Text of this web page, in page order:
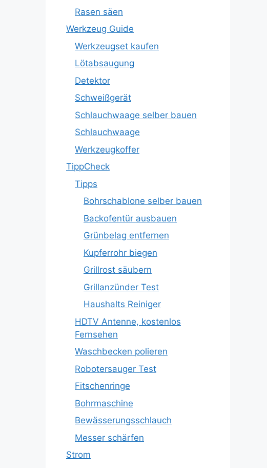
Rasen säen
Werkzeug Guide
Werkzeugset kaufen
Lötabsaugung
Detektor
Schweißgerät
Schlauchwaage selber bauen
Schlauchwaage
Werkzeugkoffer
TippCheck
Tipps
Bohrschablone selber bauen
Backofentür ausbauen
Grünbelag entfernen
Kupferrohr biegen
Grillrost säubern
Grillanzünder Test
Haushalts Reiniger
HDTV Antenne, kostenlos
Fernsehen
Waschbecken polieren
Robotersauger Test
Fitschenringe
Bohrmaschine
Bewässerungsschlauch
Messer schärfen
Strom